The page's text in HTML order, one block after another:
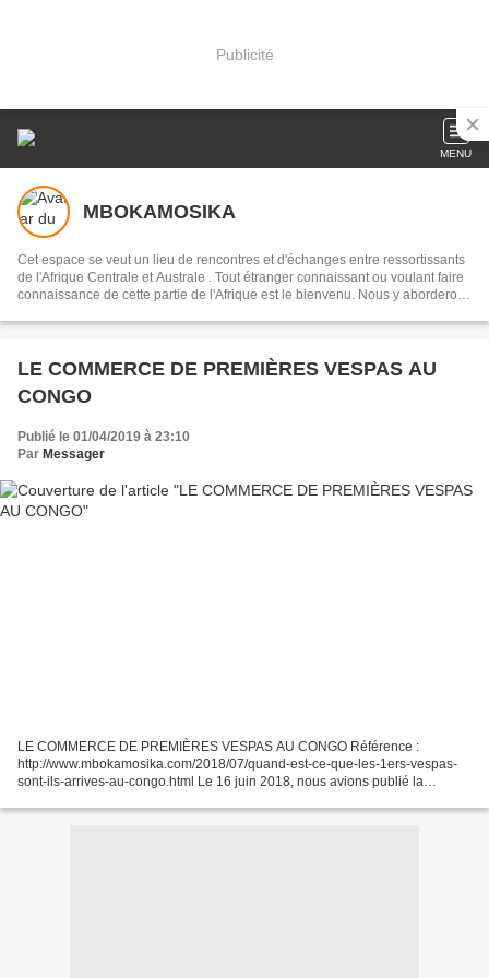
Publicité
MENU
MBOKAMOSIKA
Cet espace se veut un lieu de rencontres et d'échanges entre ressortissants
de l'Afrique Centrale et Australe . Tout étranger connaissant ou voulant faire
connaissance de cette partie de l'Afrique est le bienvenu. Nous y aborderons
interlocuteurs . Notre devise:réduire la distance qui nous sépare du
musique dans toute sa diversité
LE COMMERCE DE PREMIÈRES VESPAS AU
CONGO
Publié le 01/04/2019 à 23:10
Par Messager
LE COMMERCE DE PREMIÈRES VESPAS AU CONGO Référence :
http://www.mbokamosika.com/2018/07/quand-est-ce-que-les-1ers-vespas-
sont-ils-arrives-au-congo.html Le 16 juin 2018, nous avions publié la